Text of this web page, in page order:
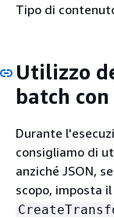
Tipo di
Utilizzo
batch
Durante
consigliamo di
anziché JSON,
scopo, imposta